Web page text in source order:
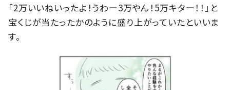
「2万いいねいったよ！うわー3万やん！5万キター！！」と
宝くじが当たったかのように盛り上がっていたといいま
す。